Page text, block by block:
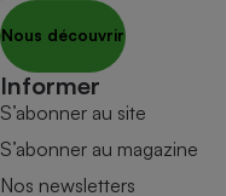
Nous découvrir
Informer
S’abonner au site
S’abonner au magazine
Nos newsletters